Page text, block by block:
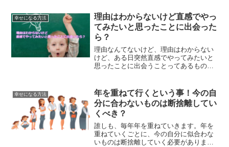
勿体なさについて、ご紹介していきま
す。
幸せになる方法
理由はわからないけど直感でやっ
てみたいと思ったことに出会った
ら？
理由なんてないけど、理由はわからない
けど、ある日突然直感でやってみたいと
思ったことに出会うことってあるもので
とが大切な理由について解説します。
幸せになる方法
年を重ねて行くという事！今の自
分に合わないものは断捨離してい
くべき？
誰しも、毎年年を重ねていきます。年を
重ねていくごとに、今の自分に似合わな
いものは断捨離していく必要がありま